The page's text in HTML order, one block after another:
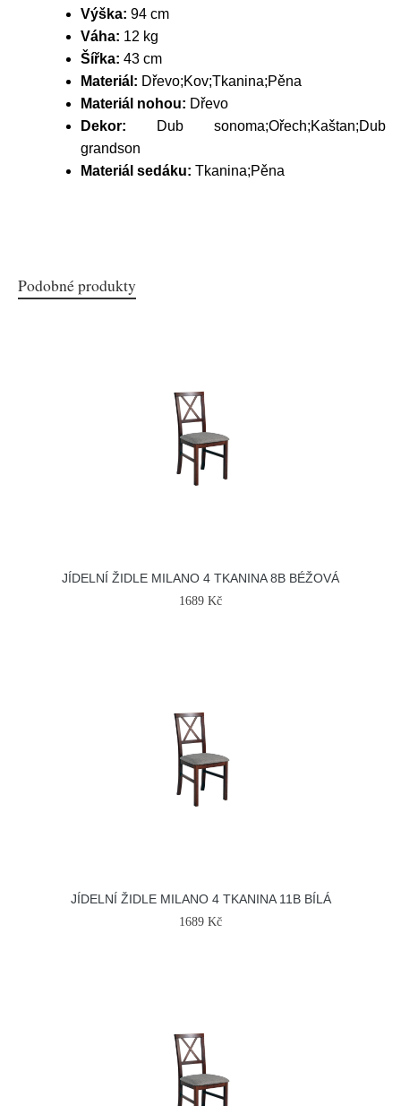
Výška: 94 cm
Váha: 12 kg
Šířka: 43 cm
Materiál: Dřevo;Kov;Tkanina;Pěna
Materiál nohou: Dřevo
Dekor:
Dub sonoma;Ořech;Kaštan;Dub
grandson
Materiál sedáku: Tkanina;Pěna
Podobné produkty
JÍDELNÍ ŽIDLE MILANO 4 TKANINA 8B BÉŽOVÁ
1689 Kč
JÍDELNÍ ŽIDLE MILANO 4 TKANINA 11B BÍLÁ
1689 Kč